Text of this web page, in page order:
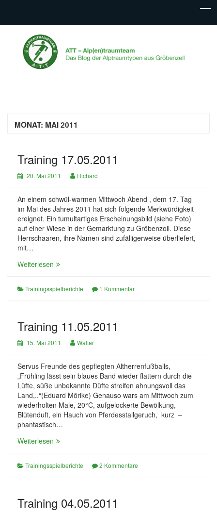
ATT – Alp(en)traumteam
Das Blog der Alptraumtypen aus Gröbenzell
MONAT: MAI 2011
Training 17.05.2011
20. Mai 2011 Richard
An einem schwül-warmen Mittwoch Abend , dem 17. Tag
im Mai des Jahres 2011 hat sich folgende Merkwürdigkeit
ereignet. Ein tumultartiges Erscheinungsbild (siehe Foto)
auf einer Wiese in der Gemarktung zu Gröbenzoll. Diese
Herrschaaren, ihre Namen sind zufälligerweise überliefert,
mit…
Weiterlesen Training
Trainingsspielberichte 1 Kommentar
Training 11.05.2011
15. Mai 2011 Walter
Servus Freunde des gepflegten Altherrenfußballs,
„Frühling lässt sein blaues Band wieder flattern durch die
Lüfte, süße unbekannte Düfte streifen ahnungsvoll das
Land,..“(Eduard Mörike) Genauso wars am Mittwoch zum
wiederholten Male, 20°C, aufgelockerte Bewölkung,
Blütenduft, ein Hauch von Pferdesstallgeruch, kurz –
phantastisch…
Weiterlesen Training
Trainingsspielberichte 2 Kommentare
Training 04.05.2011